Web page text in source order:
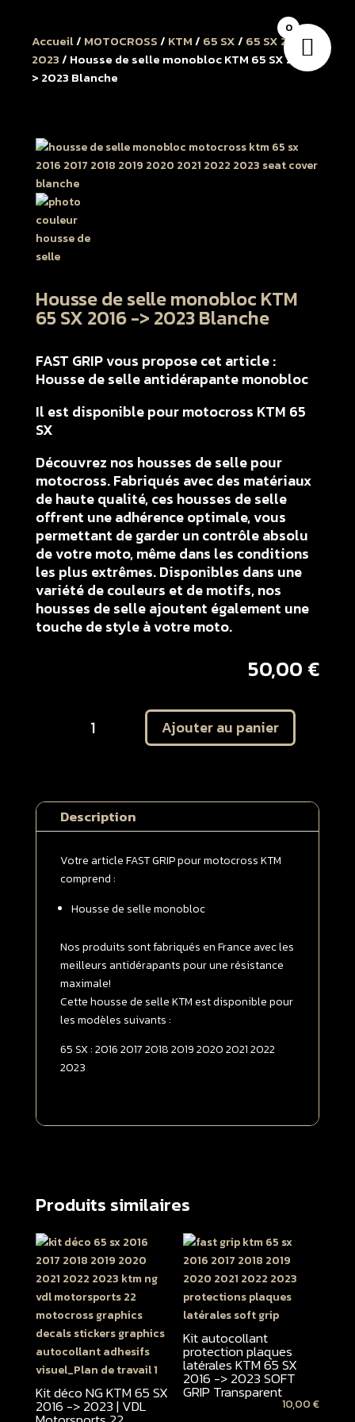
Accueil/ MOTOCROSS/ KTM/ 65 SX/ 65 SX 2016 à
2023/ Housse de selle monobloc KTM 65 SX 2016 -
> 2023 Blanche
Housse de selle monobloc KTM
65 SX 2016 -> 2023 Blanche
FAST GRIP vous propose cet article :
Housse de selle antidérapante monobloc
Il est disponible pour motocross KTM 65
SX
Découvrez nos housses de selle pour
motocross. Fabriqués avec des matériaux
de haute qualité, ces housses de selle
offrent une adhérence optimale, vous
permettant de garder un contrôle absolu
de votre moto, même dans les conditions
les plus extrêmes. Disponibles dans une
variété de couleurs et de motifs, nos
housses de selle ajoutent également une
touche de style à votre moto.
50,00 €
monobloc
KTM
SX
2016
>
Blanche
Ajouter au panier
Description
Votre article FAST GRIP pour motocross KTM
comprend :
Housse de selle monobloc
Nos produits sont fabriqués en France avec les
meilleurs antidérapants pour une résistance
maximale!
Cette housse de selle KTM est disponible pour
les modèles suivants :
65 SX : 2016 2017 2018 2019 2020 2021 2022
2023
Produits similaires
Kit déco NG KTM 65 SX
2016 -> 2023 | VDL
Kit autocollant
protection plaques
latérales KTM 65 SX
2016 -> 2023 SOFT
GRIP Transparent
10,00€
0